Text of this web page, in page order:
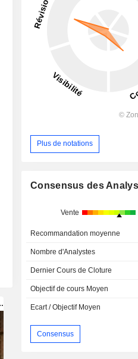
Plus de notations
Consensus des
Vente
Recommandation moyenne
Nombre d'Analystes
Dernier Cours de Cloture
Objectif de cours Moyen
Ecart / Objectif Moyen
Consensus